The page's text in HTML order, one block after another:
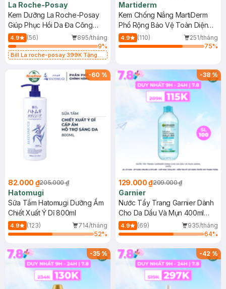
La Roche-Posay
Kem Dưỡng La Roche-Posay
Giúp Phục Hồi Da Đa Công
Dụng 40ml
4.9 (56)
895/tháng
9%
Bill La roche-posay 399K Tặng
(SL có hạn)
Martiderm
Kem Chống Nắng MartiDerm
Phổ Rộng Bảo Vệ Toàn Diện
40ml
4.9 (110)
251/tháng
75%
-60 %
82.000 ₫205.000 ₫
Hatomugi
Sữa Tắm Hatomugi Dưỡng Ẩm
Chiết Xuất Ý Dĩ 800ml
4.9 (123)
714/tháng
52%
-38%
129.000 ₫209.000 ₫
Garnier
Nước Tẩy Trang Garnier Dành
Cho Da Dầu Và Mụn 400ml
(Mới)
4.9 (69)
935/tháng
64%
-35% -42%